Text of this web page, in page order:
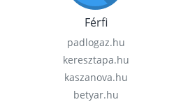
Férfi
padlogaz.hu
keresztapa.hu
kaszanova.hu
betyar.hu